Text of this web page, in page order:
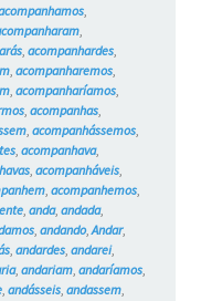
,
,
, acompanhardes,
, acompanharemos,
, acompanharíamos,
, acompanhas,
, acompanhássemos,
, acompanhava,
, acompanháveis,
, acompanhemos,
, anda, andada,
, andando, Andar,
, andardes, andarei,
, andariam, andaríamos,
, andásseis, andassem,